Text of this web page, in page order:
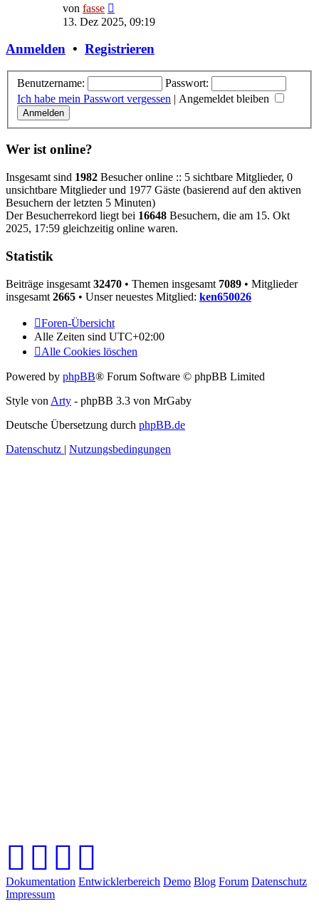
von fasse
Beitrag
13. Dez 2025, 09:19
Anmelden • Registrieren
Benutzername:
Passwort:
Ich habe mein Passwort vergessen | Angemeldet bleiben
Wer ist online?
Insgesamt sind 1982 Besucher online :: 5 sichtbare Mitglieder, 0
unsichtbare Mitglieder und 1977 Gäste (basierend auf den aktiven
Besuchern der letzten 5 Minuten)
Der Besucherrekord liegt bei 16648 Besuchern, die am 15. Okt
2025, 17:59 gleichzeitig online waren.
Statistik
Beiträge insgesamt 32470 • Themen insgesamt 7089 • Mitglieder
insgesamt 2665 • Unser neuestes Mitglied: ken650026
Foren-Übersicht
Alle Zeiten sind UTC+02:00
Alle Cookies löschen
Powered by phpBB® Forum Software © phpBB Limited
Style von Arty - phpBB 3.3 von MrGaby
Deutsche Übersetzung durch phpBB.de
Datenschutz | Nutzungsbedingungen
Dokumentation Entwicklerbereich Demo Blog Forum Datenschutz
Impressum